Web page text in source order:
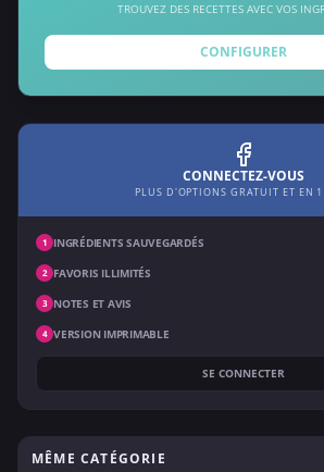
TROUVEZ DES RECETTES AVEC VOS
CONFIGURER
CONNECTEZ-VOUS
PLUS D'OPTIONS GRATUIT ET EN
1 INGRÉDIENTS SAUVEGARDÉS
2 FAVORIS ILLIMITÉS
3 NOTES ET AVIS
4 VERSION IMPRIMABLE
SE CONNECTER
MÊME CATÉGORIE